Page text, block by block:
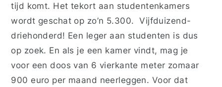
tijd komt. Het tekort aan studentenkamers
wordt geschat op zo’n 5.300. Vijfduizend-
driehonderd! Een leger aan studenten is dus
op zoek. En als je een kamer vindt, mag je
voor een doos van 6 vierkante meter zomaar
900 euro per maand neerleggen. Voor dat